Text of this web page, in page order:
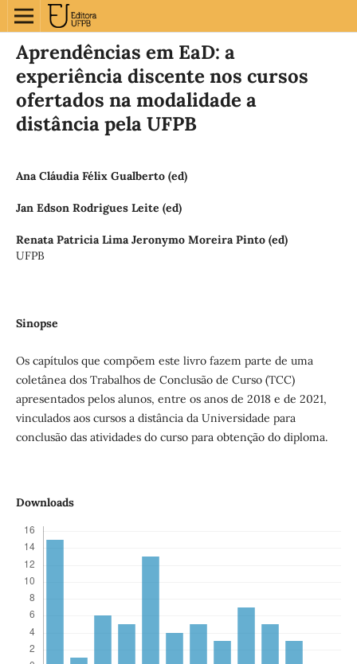
Aprendências em EaD: a
experiência discente nos cursos
ofertados na modalidade a
distância pela UFPB
Ana Cláudia Félix Gualberto (ed)
Jan Edson Rodrigues Leite (ed)
Renata Patricia Lima Jeronymo Moreira Pinto (ed)
UFPB
Sinopse
Os capítulos que compõem este livro fazem parte de uma
coletânea dos Trabalhos de Conclusão de Curso (TCC)
apresentados pelos alunos, entre os anos de 2018 e de 2021,
vinculados aos cursos a distância da Universidade para
conclusão das atividades do curso para obtenção do diploma.
Downloads